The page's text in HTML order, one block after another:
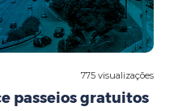
775 visualizações
passeios gratuitos